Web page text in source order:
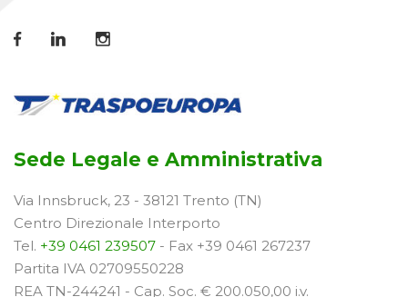
Sede Legale e Amministrativa
Via Innsbruck, 23 - 38121 Trento (TN)
Centro Direzionale Interporto
Tel. +39 0461 239507 - Fax +39 0461 267237
Partita IVA 02709550228
REA TN-244241 - Cap. Soc. € 200.050,00 i.v.